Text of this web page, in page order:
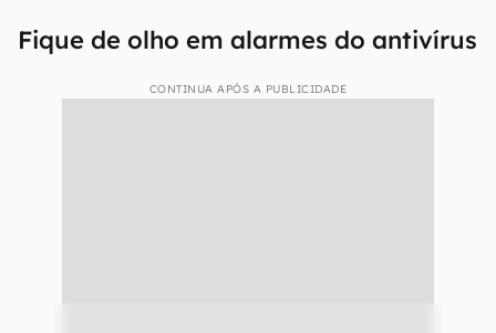
Fique de olho em alarmes do antivírus
CONTINUA APÓS A PUBLICIDADE